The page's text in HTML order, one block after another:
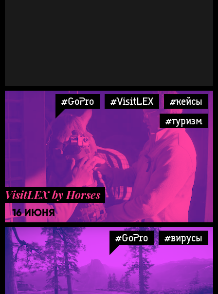
#GoPro #VisitLEX
#кейсы
#туризм
VisitLEX by Horses
16 ИЮНЯ
#GoPro #вирусы